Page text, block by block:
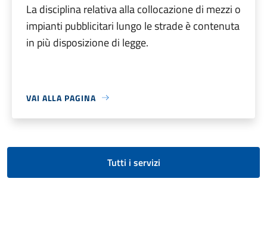
La disciplina relativa alla collocazione di mezzi o
impianti pubblicitari lungo le strade è contenuta
in più disposizione di legge.
VAI ALLA PAGINA
Tutti i servizi